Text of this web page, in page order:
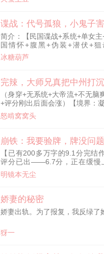
谍战：代号孤狼，小鬼子
简介：【民国谍战+系统+单女
国情怀+腹黑+伪装+潜伏+
日……】 主角林川穿越异世界，
国上海，此刻正是全国抗日最激
护每一寸土地。 而林川穿越后
流氓开始，加入军统，成为一名
丧胆的特工。
冰糖葫芦
完辣，大师兄真把中州打
（身穿+无系统+大帝流+不无脑
+评分刚出后面会涨）【境界：
化神-道境-至尊境-圣境-准帝-大
长生成了落魄峰的大师兄。 师
几天就好了。 师兄师兄，若是
拉屎的山头该怎么办？ 也简单
正好每年都需要些上好的花肥
有人胆敢算计咱
怒啃窝窝头
崩铁：我要验牌，牌没问题
【已有200多万字的9.1分完结
评分已出——6.7分，正在缓慢
cp】 【会变身男、女角色，建
开。】 秦随安穿越到崩铁的世
线或同位体的角色命运。 他愿称
上身。 毕竟想要获得卡牌的力
他们降临还要满足他们的愿望。
明镜本无尘
娇妻的秘密
娇妻出轨。为了报复，我反绿了
犽一